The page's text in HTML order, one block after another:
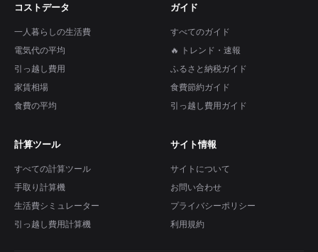
コストデータ
一人暮らしの生活費
電気代の平均
引っ越し費用
家賃相場
食費の平均
ガイド
すべてのガイド
🔥 トレンド・速報
ふるさと納税ガイド
食費節約ガイド
引っ越し費用ガイド
計算ツール
すべての計算ツール
手取り計算機
生活費シミュレーター
引っ越し費用計算機
サイト情報
サイトについて
お問い合わせ
プライバシーポリシー
利用規約